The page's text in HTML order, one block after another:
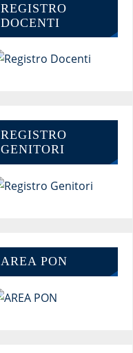
REGISTRO
DOCENTI
REGISTRO
GENITORI
AREA PON